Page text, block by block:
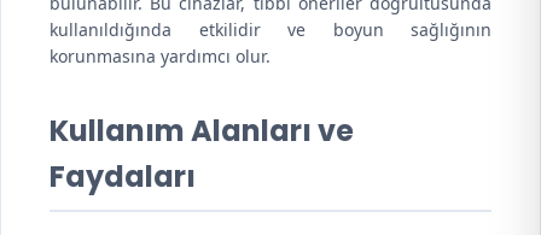
kullanıldığında etkilidir ve boyun sağlığının
korunmasına yardımcı olur.
Kullanım Alanları ve
Faydaları